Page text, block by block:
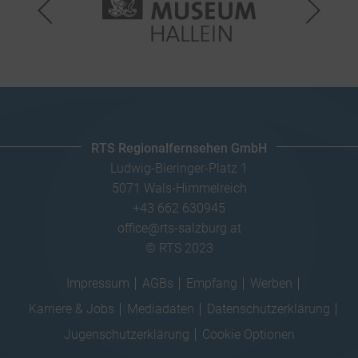
RTS Regionalfernsehen GmbH
Ludwig-Bieringer-Platz 1
5071 Wals-Himmelreich
+43 662 630945
office@rts-salzburg.at
© RTS 2023
Impressum AGBs Empfang
Werben
Karriere & Jobs
Mediadaten
Datenschutzerklärung
Jugenschutzerklärung
Cookie Optionen